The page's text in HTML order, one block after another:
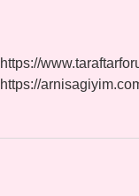
https://
https://